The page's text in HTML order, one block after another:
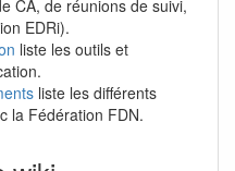
CA, de réunions de suivi,
EDRi).
liste les outils et
liste les différents
la Fédération FDN.